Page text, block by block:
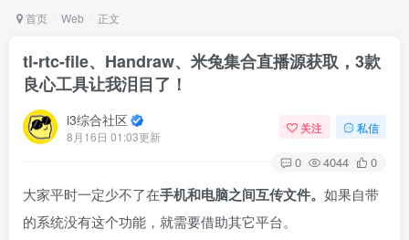
首页 Web 正文
tl-rtc-file、Handraw、米兔集合直播源获取，3款
良心工具让我泪目了！
i3综合社区
8月16日 01:03更新
关注 私信
0 4044 0
大家平时一定少不了在手机和电脑之间互传文件。 如果自带
的系统没有这个功能，就需要借助其它平台。